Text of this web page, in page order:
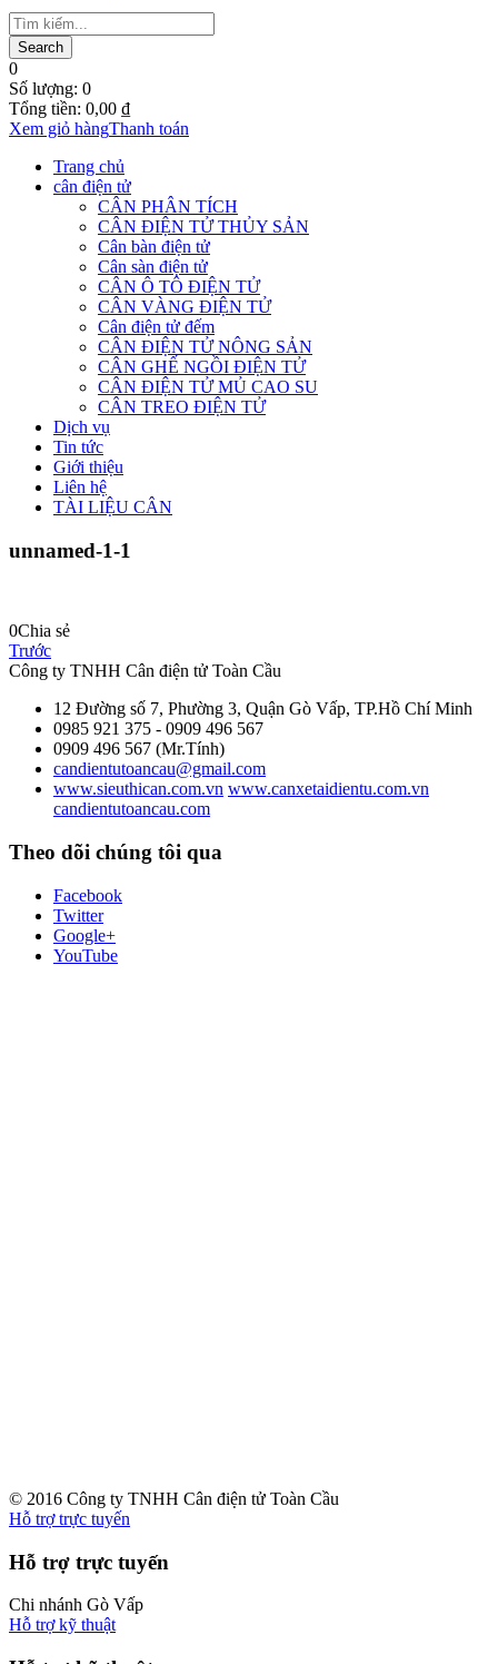
0
Số lượng: 0
Tổng tiền: 0,00 ₫
Xem giỏ hàngThanh toán
Trang chủ
cân điện tử
CÂN PHÂN TÍCH
CÂN ĐIỆN TỬ THỦY SẢN
Cân bàn điện tử
Cân sàn điện tử
CÂN Ô TÔ ĐIỆN TỬ
CÂN VÀNG ĐIỆN TỬ
Cân điện tử đếm
CÂN ĐIỆN TỬ NÔNG SẢN
CÂN GHẾ NGỒI ĐIỆN TỬ
CÂN ĐIỆN TỬ MỦ CAO SU
CÂN TREO ĐIỆN TỬ
Dịch vụ
Tin tức
Giới thiệu
Liên hệ
TÀI LIỆU CÂN
unnamed-1-1
0Chia sẻ
Trước
Công ty TNHH Cân điện tử Toàn Cầu
12 Đường số 7, Phường 3, Quận Gò Vấp, TP.Hồ Chí Minh
0985 921 375 - 0909 496 567
0909 496 567 (Mr.Tính)
candientutoancau@gmail.com
www.sieuthican.com.vn www.canxetaidientu.com.vn
candientutoancau.com
Theo dõi chúng tôi qua
Facebook
Twitter
Google+
YouTube
© 2016 Công ty TNHH Cân điện tử Toàn Cầu
Hỗ trợ trực tuyến
Hỗ trợ trực tuyến
Chi nhánh Gò Vấp
Hỗ trợ kỹ thuật